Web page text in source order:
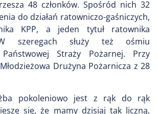
48 członków. Spośród nich 32
do działań ratowniczo-gaśniczych,
KPP, a jeden tytuł ratownika
szeregach służy też ośmiu
Straży Pożarnej. Przy
Drużyna Pożarnicza z 28
pokoleniowo jest z rąk do rąk
się, że mamy dzisiaj tak liczną,